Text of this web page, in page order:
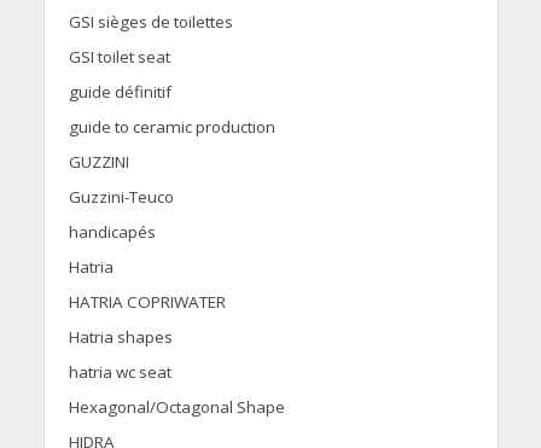
GSI sièges de toilettes
GSI toilet seat
guide définitif
guide to ceramic production
GUZZINI
Guzzini-Teuco
handicapés
Hatria
HATRIA COPRIWATER
Hatria shapes
hatria wc seat
Hexagonal/Octagonal Shape
HIDRA